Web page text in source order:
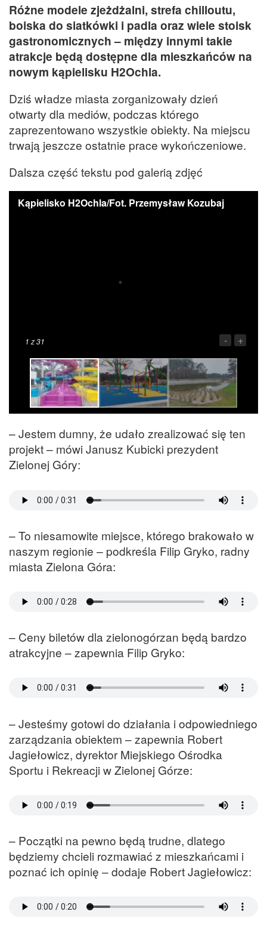
Różne modele zjeżdżalni, strefa chilloutu,
boiska do siatkówki i padla oraz wiele stoisk
gastronomicznych – między innymi takie
atrakcje będą dostępne dla mieszkańców na
nowym kąpielisku H2Ochla.
Dziś władze miasta zorganizowały dzień
otwarty dla mediów, podczas którego
zaprezentowano wszystkie obiekty. Na miejscu
trwają jeszcze ostatnie prace wykończeniowe.
Dalsza część tekstu pod galerią zdjęć
Kąpielisko H2Ochla/Fot. Przemysław Kozubaj
1 z 31 - +
– Jestem dumny, że udało zrealizować się ten
projekt – mówi Janusz Kubicki prezydent
Zielonej Góry:
– To niesamowite miejsce, którego brakowało w
naszym regionie – podkreśla Filip Gryko, radny
miasta Zielona Góra:
– Ceny biletów dla zielonogórzan będą bardzo
atrakcyjne – zapewnia Filip Gryko:
– Jesteśmy gotowi do działania i odpowiedniego
zarządzania obiektem – zapewnia Robert
Jagiełowicz, dyrektor Miejskiego Ośrodka
Sportu i Rekreacji w Zielonej Górze:
– Początki na pewno będą trudne, dlatego
będziemy chcieli rozmawiać z mieszkańcami i
poznać ich opinię – dodaje Robert Jagiełowicz: